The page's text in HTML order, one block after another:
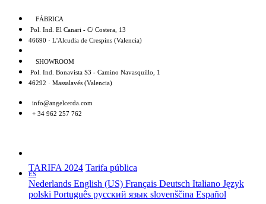
FÁBRICA
Pol. Ind. El Canari - C/ Costera, 13
46690 · L'Alcudia de Crespins (Valencia)
SHOWROOM
Pol. Ind. Bonavista S3 - Camino Navasquillo, 1
46292 · Massalavés (Valencia)
info@angelcerda.com
+ 34 962 257 762
TARIFA 2024 Tarifa pública
ES
Nederlands English (US) Français Deutsch Italiano Język
polski Português русский язык slovenščina Español